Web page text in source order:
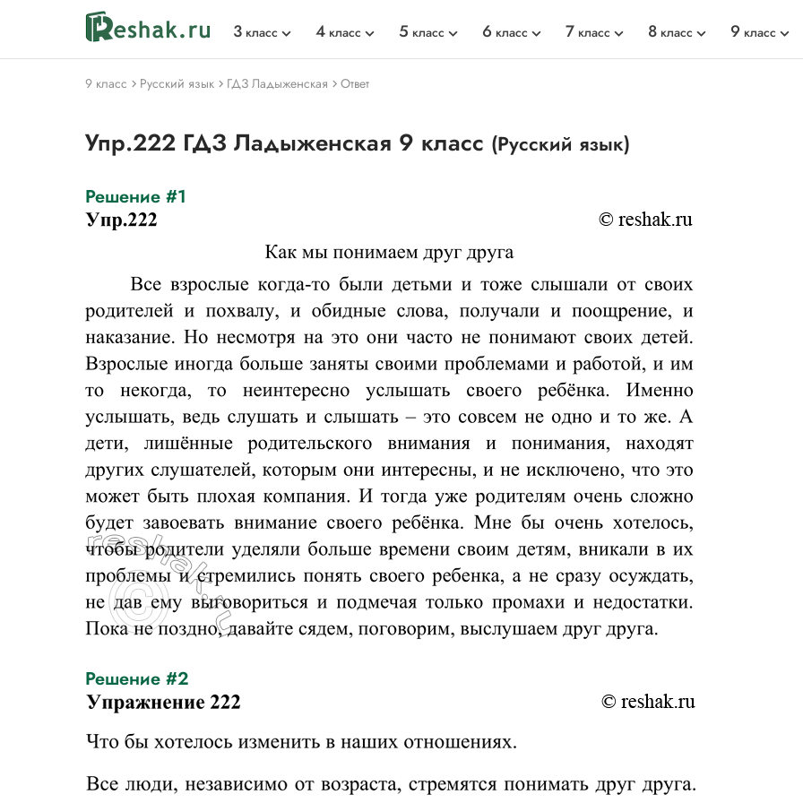
3 класс 4 класс 5 класс 6 класс 7 класс 8 класс 9 класс
9 класс Русский язык ГДЗ Ладыженская Ответ
Упр.222 ГДЗ Ладыженская 9 класс (Русский язык)
Решение #1
Решение #2